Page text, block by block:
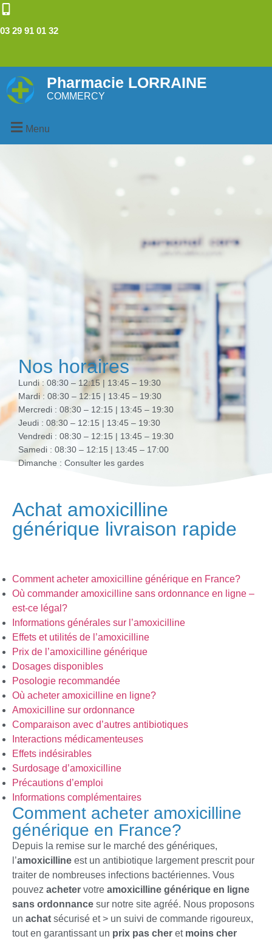
03 29 91 01 32
Pharmacie LORRAINE
COMMERCY
Menu
Nos horaires
Lundi : 08:30 – 12:15 | 13:45 – 19:30
Mardi : 08:30 – 12:15 | 13:45 – 19:30
Mercredi : 08:30 – 12:15 | 13:45 – 19:30
Jeudi : 08:30 – 12:15 | 13:45 – 19:30
Vendredi : 08:30 – 12:15 | 13:45 – 19:30
Samedi : 08:30 – 12:15 | 13:45 – 17:00
Dimanche : Consulter les gardes
Achat amoxicilline
générique livraison rapide
Comment acheter amoxicilline générique en France?
Où commander amoxicilline sans ordonnance en ligne –
est-ce légal?
Informations générales sur l’amoxicilline
Effets et utilités de l’amoxicilline
Prix de l’amoxicilline générique
Dosages disponibles
Posologie recommandée
Où acheter amoxicilline en ligne?
Amoxicilline sur ordonnance
Comparaison avec d’autres antibiotiques
Interactions médicamenteuses
Effets indésirables
Surdosage d’amoxicilline
Précautions d’emploi
Informations complémentaires
Comment acheter amoxicilline
générique en France?
Depuis la remise sur le marché des génériques,
l’amoxicilline est un antibiotique largement prescrit pour
traiter de nombreuses infections bactériennes. Vous
pouvez acheter votre amoxicilline générique en ligne
sans ordonnance sur notre site agréé. Nous proposons
un achat sécurisé et > un suivi de commande rigoureux,
tout en garantissant un prix pas cher et moins cher